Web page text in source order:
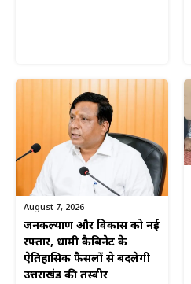
August 7, 2026
जनकल्याण और विकास को नई
रफ्तार, धामी कैबिनेट के
ऐतिहासिक फैसलों से बदलेगी
उत्तराखंड की तस्वीर